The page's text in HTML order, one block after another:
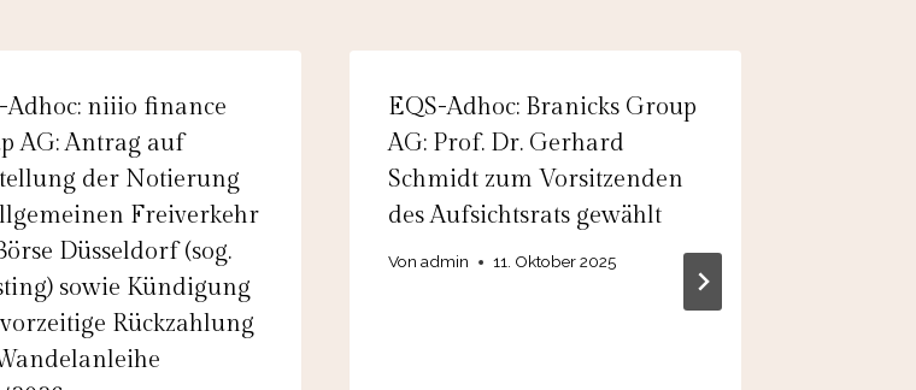
Adhoc: niiio finance
AG: Antrag auf
der Notierung
Freiverkehr
Düsseldorf (sog.
sowie Kündigung
Rückzahlung
EQS-Adhoc: Branicks Group
AG: Prof. Dr. Gerhard
Schmidt zum Vorsitzenden
des Aufsichtsrats gewählt
Von admin 11. Oktober 2025